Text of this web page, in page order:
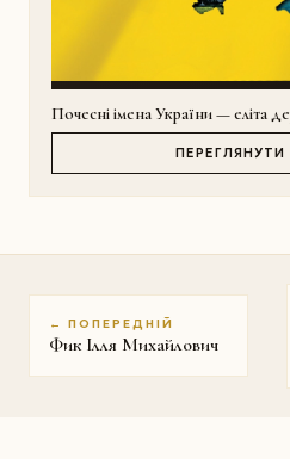
Почесні імена України — еліта
ПЕРЕГЛЯНУТИ
← ПОПЕРЕДНІЙ
Фик Ілля Михайлович